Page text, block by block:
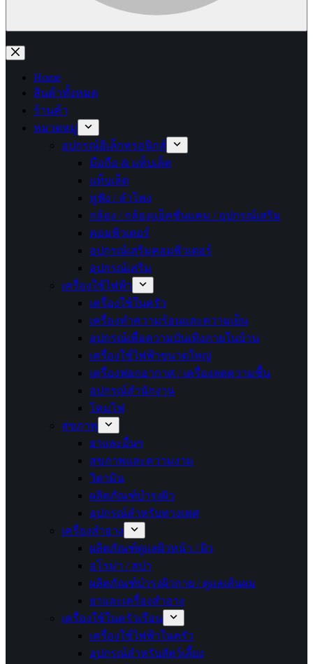
No
results
Home
สินค้าทั้งหมด
ร้านค้า
หมวดหมู่
อุปกรณ์อิเล็กทรอนิกส์
มือถือ & แท็บเล็ต
แท็บเล็ต
หูฟัง / ลำโพง
กล้อง / กล้องแอ็คชั่นแคม / อุปกรณ์เสริม
คอมพิวเตอร์
อุปกรณ์เสริมคอมพิวเตอร์
อุปกรณ์เสริม
เครื่องใช้ไฟฟ้า
เครื่องใช้ในครัว
เครื่องทำความร้อนและความเย็น
อุปกรณ์เพื่อความบันเทิงภายในบ้าน
เครื่องใช้ไฟฟ้าขนาดใหญ่
เครื่องฟอกอากาศ / เครื่องลดความชื้น
อุปกรณ์สำนักงาน
โคมไฟ
สุขภาพ
ยาและอื่นๆ
สุขภาพและความงาม
วิตามิน
ผลิตภัณฑ์บำรุงผิว
อุปกรณ์สำหรับทางเพศ
เครื่องสำอาง
ผลิตภัณฑ์ดูแลผิวหน้า / ผิว
อโรม่า / สปา
ผลิตภัณฑ์บำรุงผิวกาย / ดูแลเส้นผม
ยาและเครื่องสำอาง
เครื่องใช้ในครัวเรือน
เครื่องใช้ไฟฟ้าในครัว
อุปกรณ์สำหรับสัตว์เลี้ยง